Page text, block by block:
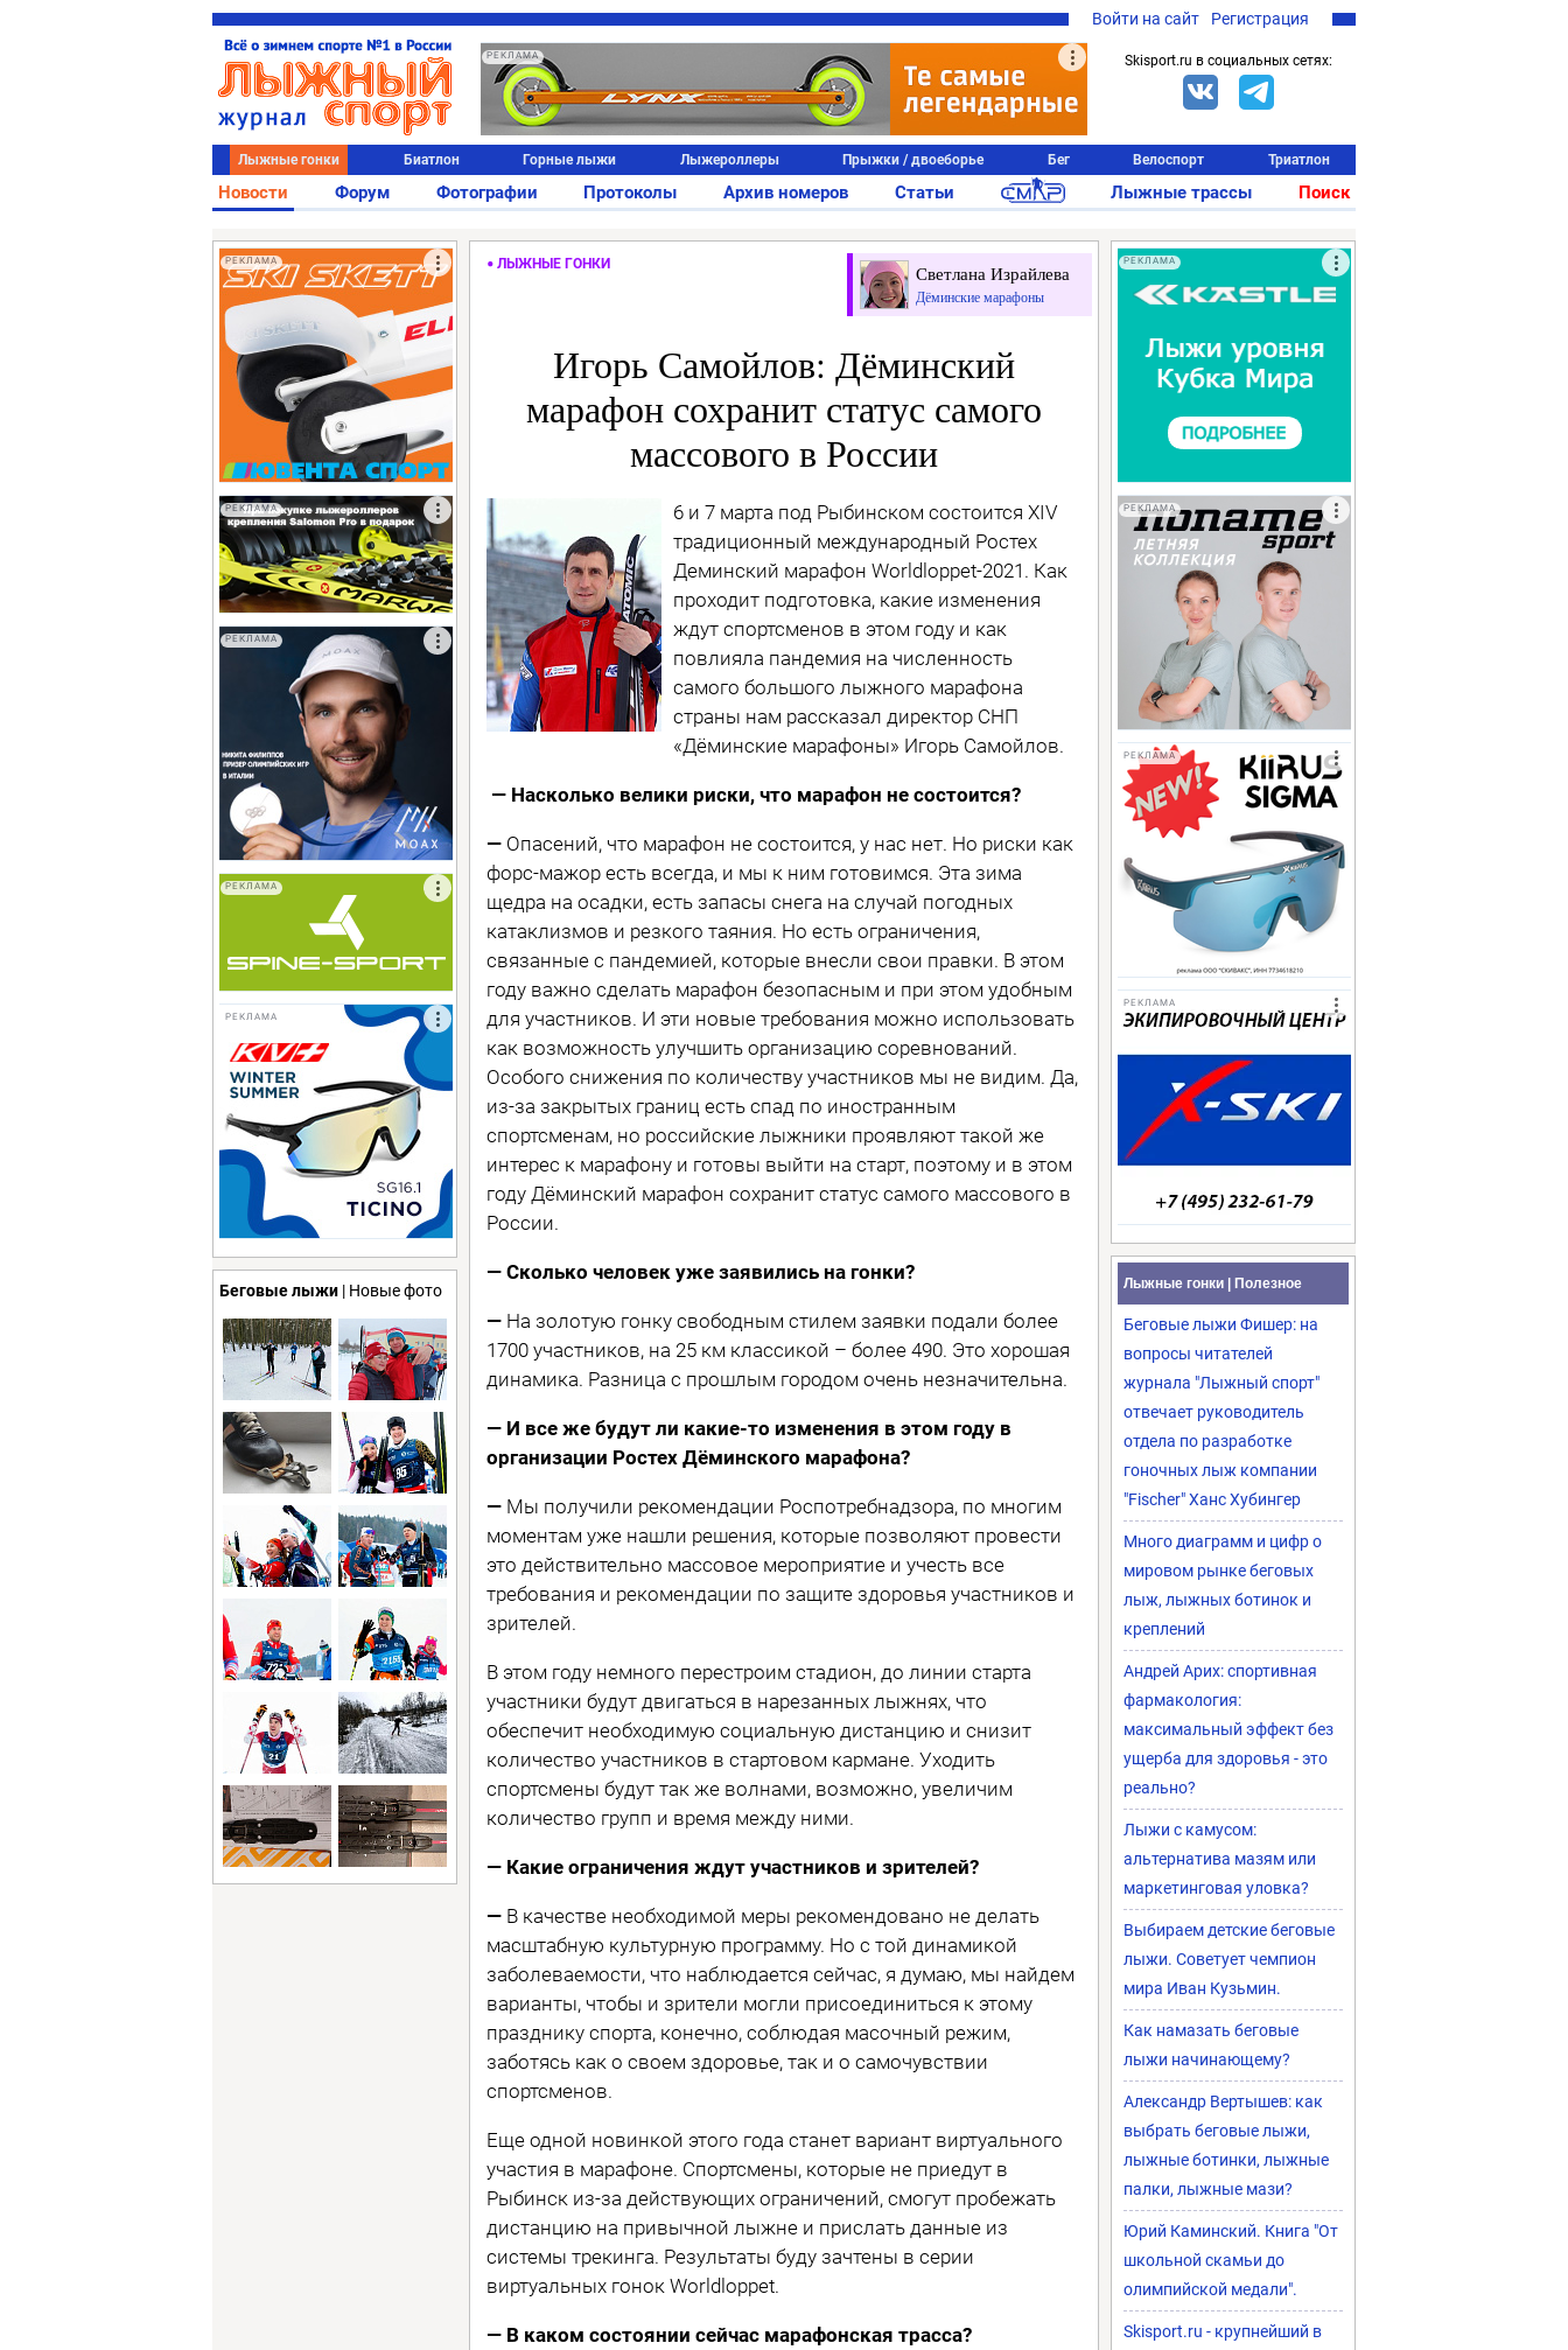
Войти на сайт Регистрация
РЕКЛАМА Skisport.ru в социальных сетях:
Лыжные гонки Биатлон Горные лыжи Лыжероллеры Прыжки / двоеборье Бег Велоспорт Триатлон
Новости Форум Фотографии Протоколы Архив номеров Статьи Лыжные трассы Поиск
РЕКЛАМА
РЕКЛАМА
РЕКЛАМА
РЕКЛАМА
РЕКЛАМА
Беговые лыжи | Новые фото
ЛЫЖНЫЕ ГОНКИ Светлана Израйлева
Дёминские марафоны
Игорь Самойлов: Дёминский
марафон сохранит статус самого
массового в России
6 и 7 марта под Рыбинском состоится XIV
традиционный международный Ростех
Деминский марафон Worldloppet-2021. Как
проходит подготовка, какие изменения
ждут спортсменов в этом году и как
повлияла пандемия на численность
самого большого лыжного марафона
страны нам рассказал директор СНП
«Дёминские марафоны» Игорь Самойлов.
— Насколько велики риски, что марафон не состоится?
— Опасений, что марафон не состоится, у нас нет. Но риски как
форс-мажор есть всегда, и мы к ним готовимся. Эта зима
щедра на осадки, есть запасы снега на случай погодных
катаклизмов и резкого таяния. Но есть ограничения,
связанные с пандемией, которые внесли свои правки. В этом
году важно сделать марафон безопасным и при этом удобным
для участников. И эти новые требования можно использовать
как возможность улучшить организацию соревнований.
Особого снижения по количеству участников мы не видим. Да,
из-за закрытых границ есть спад по иностранным
спортсменам, но российские лыжники проявляют такой же
интерес к марафону и готовы выйти на старт, поэтому и в этом
году Дёминский марафон сохранит статус самого массового в
России.
— Сколько человек уже заявились на гонки?
— На золотую гонку свободным стилем заявки подали более
1700 участников, на 25 км классикой – более 490. Это хорошая
динамика. Разница с прошлым городом очень незначительна.
— И все же будут ли какие-то изменения в этом году в
организации Ростех Дёминского марафона?
— Мы получили рекомендации Роспотребнадзора, по многим
моментам уже нашли решения, которые позволяют провести
это действительно массовое мероприятие и учесть все
требования и рекомендации по защите здоровья участников и
зрителей.
В этом году немного перестроим стадион, до линии старта
участники будут двигаться в нарезанных лыжнях, что
обеспечит необходимую социальную дистанцию и снизит
количество участников в стартовом кармане. Уходить
спортсмены будут так же волнами, возможно, увеличим
количество групп и время между ними.
— Какие ограничения ждут участников и зрителей?
— В качестве необходимой меры рекомендовано не делать
масштабную культурную программу. Но с той динамикой
заболеваемости, что наблюдается сейчас, я думаю, мы найдем
варианты, чтобы и зрители могли присоединиться к этому
празднику спорта, конечно, соблюдая масочный режим,
заботясь как о своем здоровье, так и о самочувствии
спортсменов.
Еще одной новинкой этого года станет вариант виртуального
участия в марафоне. Спортсмены, которые не приедут в
Рыбинск из-за действующих ограничений, смогут пробежать
дистанцию на привычной лыжне и прислать данные из
системы трекинга. Результаты буду зачтены в серии
виртуальных гонок Worldloppet.
— В каком состоянии сейчас марафонская трасса?
РЕКЛАМА
РЕКЛАМА
РЕКЛАМА
РЕКЛАМА
Лыжные гонки | Полезное
Беговые лыжи Фишер: на
вопросы читателей
журнала "Лыжный спорт"
отвечает руководитель
отдела по разработке
гоночных лыж компании
"Fischer" Ханс Хубингер
Много диаграмм и цифр о
мировом рынке беговых
лыж, лыжных ботинок и
креплений
Андрей Арих: спортивная
фармакология:
максимальный эффект без
ущерба для здоровья - это
реально?
Лыжи с камусом:
альтернатива мазям или
маркетинговая уловка?
Выбираем детские беговые
лыжи. Советует чемпион
мира Иван Кузьмин.
Как намазать беговые
лыжи начинающему?
Александр Вертышев: как
выбрать беговые лыжи,
лыжные ботинки, лыжные
палки, лыжные мази?
Юрий Каминский. Книга "От
школьной скамьи до
олимпийской медали".
Skisport.ru - крупнейший в